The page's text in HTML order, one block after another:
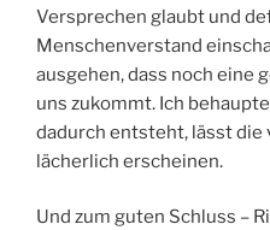
Versprechen glaubt und
Menschenverstand
ausgehen, dass noch eine
uns zukommt. Ich
dadurch entsteht, lässt die
lächerlich erscheinen.
Und zum guten Schluss –